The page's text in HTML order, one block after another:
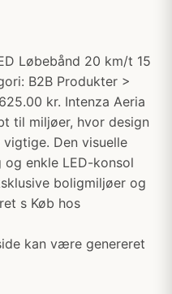
Løbebånd 20 km/t 15
B2B Produkter >
kr. Intenza Aeria
til miljøer, hvor design
Den visuelle
enkle LED-konsol
boligmiljøer og
s Køb hos
kan være genereret